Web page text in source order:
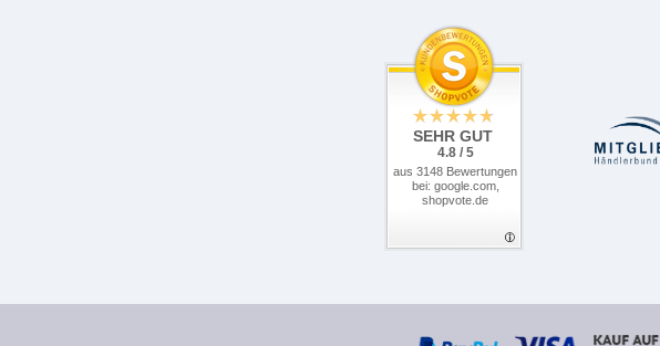
SEHR GUT
4.8 / 5
aus 3148 Bewertungen
bei: google.com,
shopvote.de